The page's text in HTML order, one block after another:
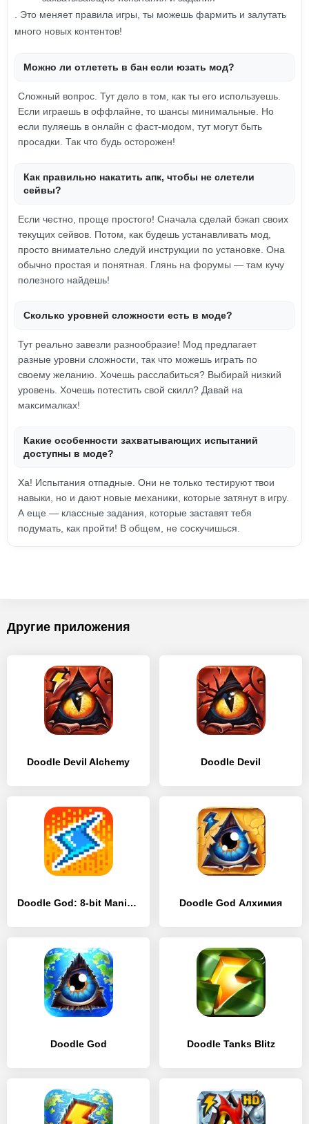
. Это меняет правила игры, ты можешь фармить и залутать
много новых контентов!
Можно ли отлететь в бан если юзать мод?
Сложный вопрос. Тут дело в том, как ты его используешь.
Если играешь в оффлайне, то шансы минимальные. Но
если пуляешь в онлайн с фаст-модом, тут могут быть
просадки. Так что будь осторожен!
Как правильно накатить апк, чтобы не слетели
сейвы?
Если честно, проще простого! Сначала сделай бэкап своих
текущих сейвов. Потом, как будешь устанавливать мод,
просто внимательно следуй инструкции по установке. Она
обычно простая и понятная. Глянь на форумы — там кучу
полезного найдешь!
Сколько уровней сложности есть в моде?
Тут реально завезли разнообразие! Мод предлагает
разные уровни сложности, так что можешь играть по
своему желанию. Хочешь расслабиться? Выбирай низкий
уровень. Хочешь потестить свой скилл? Давай на
максималках!
Какие особенности захватывающих испытаний
доступны в моде?
Ха! Испытания отпадные. Они не только тестируют твои
навыки, но и дают новые механики, которые затянут в игру.
А еще — классные задания, которые заставят тебя
подумать, как пройти! В общем, не соскучишься.
Другие приложения
Doodle Devil Alchemy Doodle Devil
Doodle God: 8-bit Mania Blitz Doodle God Алхимия
Doodle God Doodle Tanks Blitz